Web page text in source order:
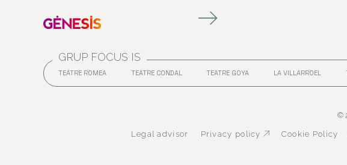
GRUP FOCUS IS
TEATRE ROMEA ABRE EN NUEVA VENTANA
TEATRE CONDALABRE EN NUEVA VENTANA
TEATRE GOYA ABRE EN NUEVA
LA VILLARROELABRE
©
Legal advisor Privacy policy Abre en nueva
Cookie Policy